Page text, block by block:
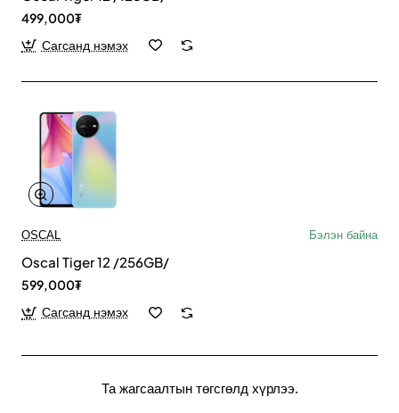
499,000₮
Сагсанд нэмэх
OSCAL Бэлэн байна
Oscal Tiger 12 /256GB/
599,000₮
Сагсанд нэмэх
Та жагсаалтын төгсгөлд хүрлээ.